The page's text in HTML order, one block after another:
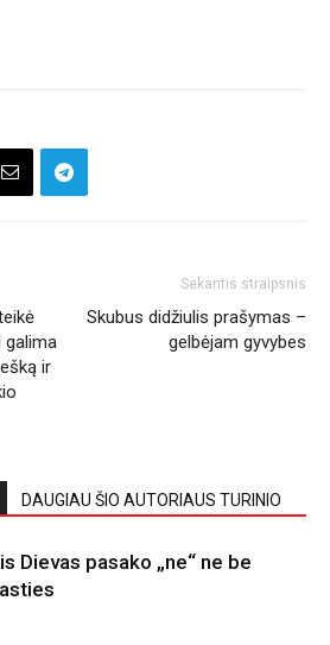
galima
ir
Sekantis straipsnis
Skubus didžiulis prašymas –
gelbėjam gyvybes
DAUGIAU ŠIO AUTORIAUS TURINIO
Dievas pasako „ne“ ne be